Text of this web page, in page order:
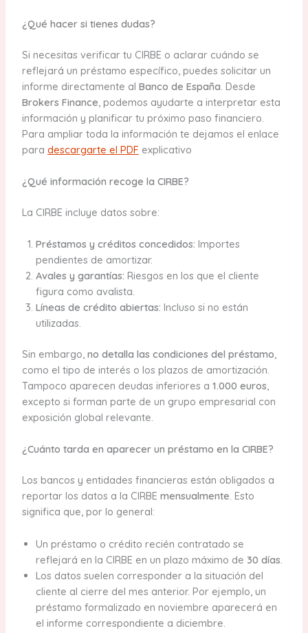
¿Qué hacer si tienes dudas?
Si necesitas verificar tu CIRBE o aclarar cuándo se
reflejará un préstamo específico, puedes solicitar un
informe directamente al Banco de España . Desde
Brokers Finance , podemos ayudarte a interpretar esta
información y planificar tu próximo paso financiero.
Para ampliar toda la información te dejamos el enlace
para descargarte el PDF explicativo
¿Qué información recoge la CIRBE?
La CIRBE incluye datos sobre:
Préstamos y créditos concedidos: Importes
pendientes de amortizar.
Avales y garantías: Riesgos en los que el cliente
figura como avalista.
Líneas de crédito abiertas: Incluso si no están
utilizadas.
Sin embargo, no detalla las condiciones del préstamo,
como el tipo de interés o los plazos de amortización.
Tampoco aparecen deudas inferiores a 1.000 euros,
excepto si forman parte de un grupo empresarial con
exposición global relevante.
¿Cuánto tarda en aparecer un préstamo en la CIRBE?
Los bancos y entidades financieras están obligados a
reportar los datos a la CIRBE mensualmente. Esto
significa que, por lo general:
Un préstamo o crédito recién contratado se
reflejará en la CIRBE en un plazo máximo de 30 días
Los datos suelen corresponder a la situación del
cliente al cierre del mes anterior. Por ejemplo, un
préstamo formalizado en noviembre aparecerá en
el informe correspondiente a diciembre.